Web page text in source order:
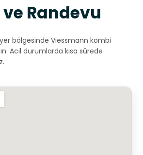
Randevu
bölgesinde Viessmann kombi
Acil durumlarda kısa sürede